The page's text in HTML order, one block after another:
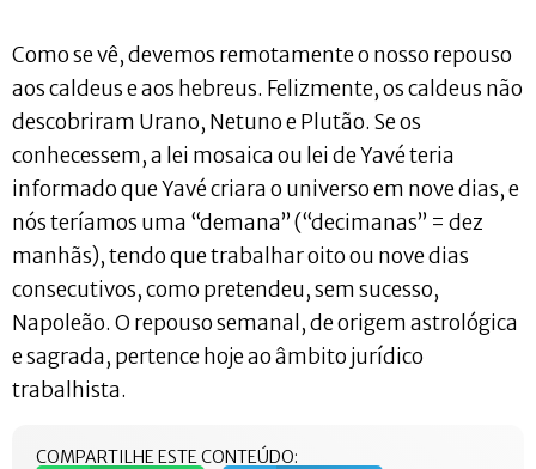
Como se vê, devemos remotamente o nosso repouso
aos caldeus e aos hebreus. Felizmente, os caldeus não
descobriram Urano, Netuno e Plutão. Se os
conhecessem, a lei mosaica ou lei de Yavé teria
informado que Yavé criara o universo em nove dias, e
nós teríamos uma “demana” (“decimanas” = dez
manhãs), tendo que trabalhar oito ou nove dias
consecutivos, como pretendeu, sem sucesso,
Napoleão. O repouso semanal, de origem astrológica
e sagrada, pertence hoje ao âmbito jurídico
trabalhista.
COMPARTILHE ESTE CONTEÚDO: